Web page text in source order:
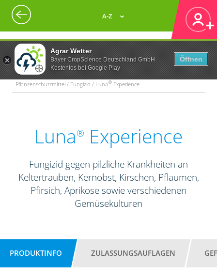
Agrar Wetter
Bayer CropScience Deutschland GmbH
Kostenlos bei Google Play
Öffnen
A-Z
Pflanzenschutzmittel / Fungizid / Luna® Experience
Luna® Experience
Fungizid gegen pilzliche Krankheiten an
Keltertrauben, Kernobst, Kirschen, Pflaumen,
Pfirsich, Aprikose sowie verschiedenen
Gemüsekulturen
PRODUKTINFO ZULASSUNGSAUFLAGEN